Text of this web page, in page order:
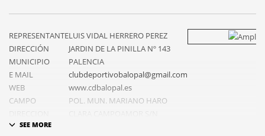
REPRESENTANTELUIS VIDAL HERRERO PEREZ
DIRECCIÓN
JARDIN DE LA PINILLA Nº 143
MUNICIPIO
PALENCIA
E MAIL
clubdeportivobalopal@gmail.com
WEB
www.cdbalopal.es
CAMPO
POL. MUN. MARIANO HARO
CAMPO